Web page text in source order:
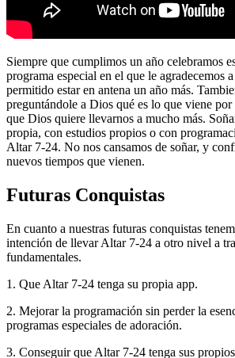
Siempre que cumplimos un año celebramos
programa especial en el que le agradecemos
permitido estar en antena un año más.
preguntándole a Dios qué es lo que viene por
que Dios quiere llevarnos a mucho más.
propia, con estudios propios o con
Altar 7-24. No nos cansamos de soñar, y
nuevos tiempos que vienen.
Futuras Conquistas
En cuanto a nuestras futuras conquistas
intención de llevar Altar 7-24 a otro nivel a
fundamentales.
1. Que Altar 7-24 tenga su propia app.
2. Mejorar la programación sin perder la
programas especiales de adoración.
3. Conseguir que Altar 7-24 tenga sus